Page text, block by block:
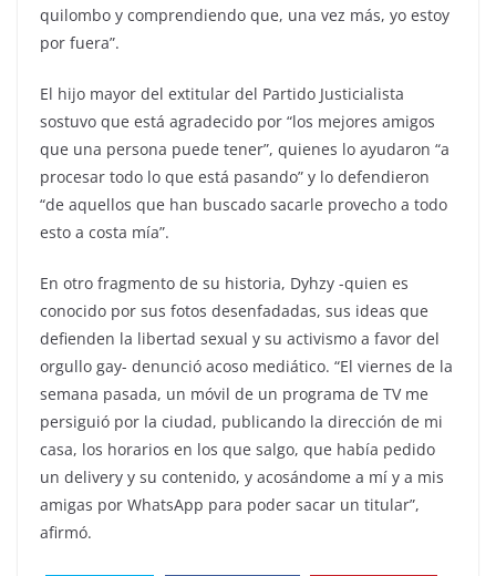
quilombo y comprendiendo que, una vez más, yo estoy
por fuera”.
El hijo mayor del extitular del Partido Justicialista
sostuvo que está agradecido por “los mejores amigos
que una persona puede tener”, quienes lo ayudaron “a
procesar todo lo que está pasando” y lo defendieron
“de aquellos que han buscado sacarle provecho a todo
esto a costa mía”.
En otro fragmento de su historia, Dyhzy -quien es
conocido por sus fotos desenfadadas, sus ideas que
defienden la libertad sexual y su activismo a favor del
orgullo gay- denunció acoso mediático. “El viernes de la
semana pasada, un móvil de un programa de TV me
persiguió por la ciudad, publicando la dirección de mi
casa, los horarios en los que salgo, que había pedido
un delivery y su contenido, y acosándome a mí y a mis
amigas por WhatsApp para poder sacar un titular”,
afirmó.